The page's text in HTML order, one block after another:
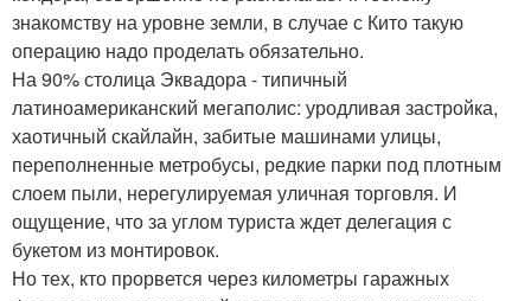
знакомству на уровне земли, в случае с Кито такую
операцию надо проделать обязательно.
На 90% столица Эквадора - типичный
латиноамериканский мегаполис: уродливая застройка,
хаотичный скайлайн, забитые машинами улицы,
переполненные метробусы, редкие парки под плотным
слоем пыли, нерегулируемая уличная торговля. И
ощущение, что за углом туриста ждет делегация с
букетом из монтировок.
Но тех, кто прорвется через километры гаражных